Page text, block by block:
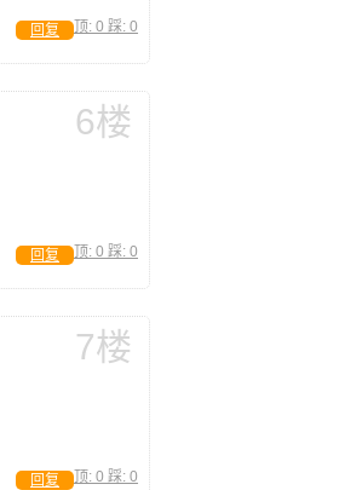
顶: 0 踩: 0
回复
6楼
顶: 0 踩: 0
回复
7楼
顶: 0 踩: 0
回复